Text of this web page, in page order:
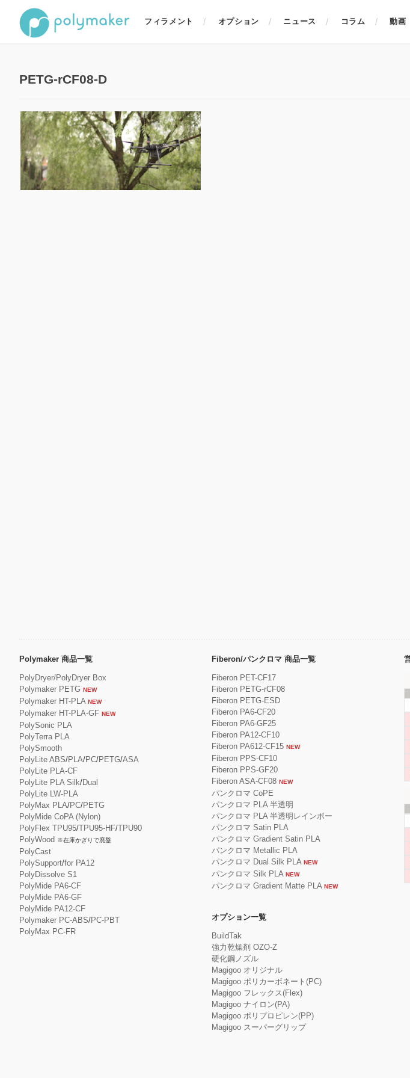
フィラメント オプション ニュース コラム 動画
PETG-rCF08-D
Polymaker 商品一覧
PolyDryer/PolyDryer Box
Polymaker PETG NEW
Polymaker HT-PLA NEW
Polymaker HT-PLA-GF NEW
PolySonic PLA
PolyTerra PLA
PolySmooth
PolyLite ABS/PLA/PC/PETG/ASA
PolyLite PLA-CF
PolyLite PLA Silk/Dual
PolyLite LW-PLA
PolyMax PLA/PC/PETG
PolyMide CoPA (Nylon)
PolyFlex TPU95/TPU95-HF/TPU90
PolyWood ※在庫かぎりで廃盤
PolyCast
PolySupport/for PA12
PolyDissolve S1
PolyMide PA6-CF
PolyMide PA6-GF
PolyMide PA12-CF
Polymaker PC-ABS/PC-PBT
PolyMax PC-FR
Fiberon/パンクロマ 商品一覧
Fiberon PET-CF17
Fiberon PETG-rCF08
Fiberon PETG-ESD
Fiberon PA6-CF20
Fiberon PA6-GF25
Fiberon PA12-CF10
Fiberon PA612-CF15 NEW
Fiberon PPS-CF10
Fiberon PPS-GF20
Fiberon ASA-CF08 NEW
パンクロマ CoPE
パンクロマ PLA 半透明
パンクロマ PLA 半透明レインボー
パンクロマ Satin PLA
パンクロマ Gradient Satin PLA
パンクロマ Metallic PLA
パンクロマ Dual Silk PLA NEW
パンクロマ Silk PLA NEW
パンクロマ Gradient Matte PLA NEW
オプション一覧
BuildTak
強力乾燥剤 OZO-Z
硬化鋼ノズル
Magigoo オリジナル
Magigoo ポリカーボネート(PC)
Magigoo フレックス(Flex)
Magigoo ナイロン(PA)
Magigoo ポリプロピレン(PP)
Magigoo スーパーグリップ